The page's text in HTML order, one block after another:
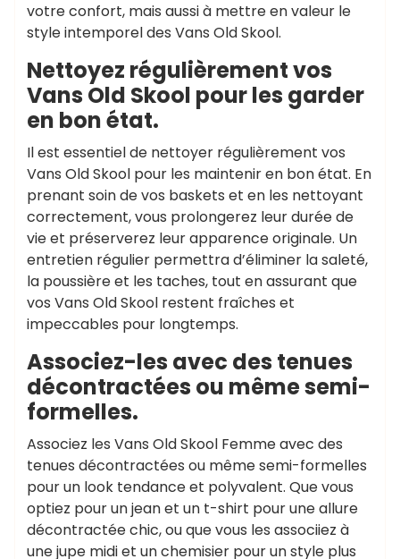
votre confort, mais aussi à mettre en valeur le
style intemporel des Vans Old Skool.
Nettoyez régulièrement vos
Vans Old Skool pour les garder
en bon état.
Il est essentiel de nettoyer régulièrement vos
Vans Old Skool pour les maintenir en bon état. En
prenant soin de vos baskets et en les nettoyant
correctement, vous prolongerez leur durée de
vie et préserverez leur apparence originale. Un
entretien régulier permettra d’éliminer la saleté,
la poussière et les taches, tout en assurant que
vos Vans Old Skool restent fraîches et
impeccables pour longtemps.
Associez-les avec des tenues
décontractées ou même semi-
formelles.
Associez les Vans Old Skool Femme avec des
tenues décontractées ou même semi-formelles
pour un look tendance et polyvalent. Que vous
optiez pour un jean et un t-shirt pour une allure
décontractée chic, ou que vous les associiez à
une jupe midi et un chemisier pour un style plus